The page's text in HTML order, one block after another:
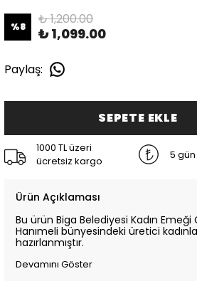
%8 ₺ 1,200.00
₺ 1,099.00
Paylaş:
SEPETE EKLE
1000 TL üzeri
ücretsiz kargo
5
Ürün Açıklaması
Bu ürün Biga Belediyesi Kadın Emeği
Hanımeli bünyesindeki üretici
hazırlanmıştır.
Devamını Göster